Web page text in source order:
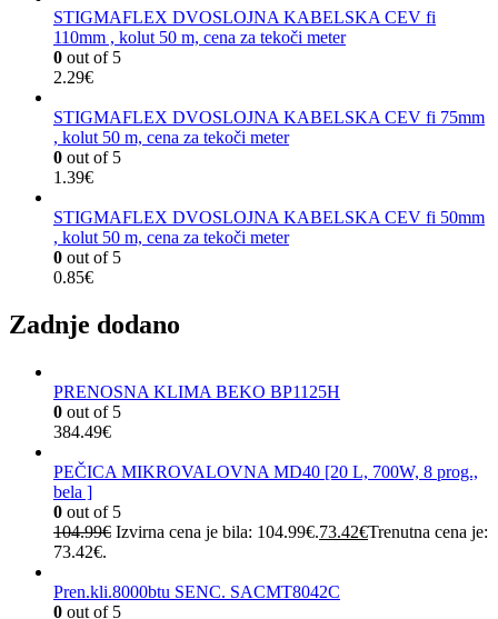
STIGMAFLEX DVOSLOJNA KABELSKA CEV fi
110mm , kolut 50 m, cena za tekoči meter
0 out of 5
2.29€
STIGMAFLEX DVOSLOJNA KABELSKA CEV fi 75mm
, kolut 50 m, cena za tekoči meter
0 out of 5
1.39€
STIGMAFLEX DVOSLOJNA KABELSKA CEV fi 50mm
, kolut 50 m, cena za tekoči meter
0 out of 5
0.85€
Zadnje dodano
PRENOSNA KLIMA BEKO BP1125H
0 out of 5
384.49€
PEČICA MIKROVALOVNA MD40 [20 L, 700W, 8 prog.,
bela ]
0 out of 5
104.99€ Izvirna cena je bila: 104.99€.73.42€Trenutna cena je:
73.42€.
Pren.kli.8000btu SENC. SACMT8042C
0 out of 5